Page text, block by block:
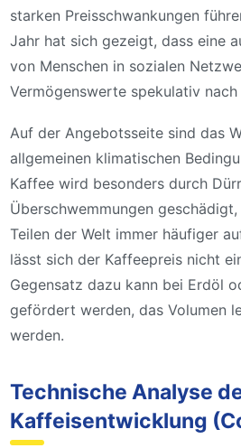
starken Preisschwankungen
Jahr hat sich gezeigt, dass eine
von Menschen in sozialen
Vermögenswerte spekulativ
Auf der Angebotsseite sind das
allgemeinen klimatischen
Kaffee wird besonders durch
Überschwemmungen
Teilen der Welt immer häufiger
lässt sich der Kaffeepreis nicht
Gegensatz dazu kann bei Erdöl
gefördert werden, das Volumen
werden.
Technische Analyse
Kaffeisentwicklung